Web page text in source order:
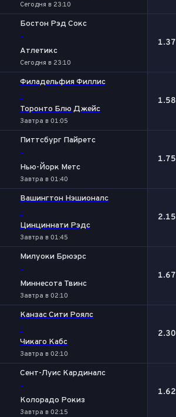
Сегодня в 23:10
Бостон Рэд Сокс
-
Атлетикс
Сегодня в 23:10
1.37
Филадельфия Филлис
-
Торонто Блю Джейс
Завтра в 01:05
1.58
Питтсбург Пайретс
-
Нью-Йорк Метс
Завтра в 01:40
1.75
Вашингтон Нэшионалс
-
Цинциннати Рэдс
Завтра в 01:45
2.15
Милуоки Брюэрс
-
Миннесота Твинс
Завтра в 02:10
1.67
Канзас Сити Роялс
-
Чикаго Кабс
Завтра в 02:10
2.30
Сент-Луис Кардиналс
-
Колорадо Рокиз
Завтра в 02:15
1.62